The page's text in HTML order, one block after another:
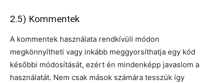
2.5) Kommentek
A kommentek használata rendkívüli módon
megkönnyítheti vagy inkább meggyorsíthatja egy kód
későbbi módosítását, ezért én mindenképp javaslom a
használatát. Nem csak mások számára tesszük így